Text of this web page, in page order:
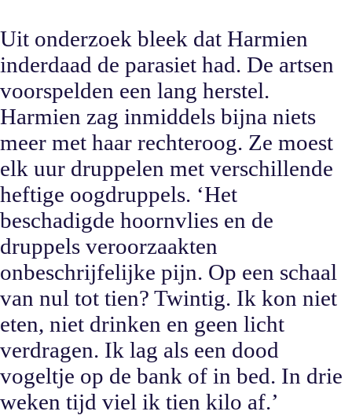
Uit onderzoek bleek dat Harmien
inderdaad de parasiet had. De artsen
voorspelden een lang herstel.
Harmien zag inmiddels bijna niets
meer met haar rechteroog. Ze moest
elk uur druppelen met verschillende
heftige oogdruppels. ‘Het
beschadigde hoornvlies en de
druppels veroorzaakten
onbeschrijfelijke pijn. Op een schaal
van nul tot tien? Twintig. Ik kon niet
eten, niet drinken en geen licht
verdragen. Ik lag als een dood
vogeltje op de bank of in bed. In drie
weken tijd viel ik tien kilo af.’